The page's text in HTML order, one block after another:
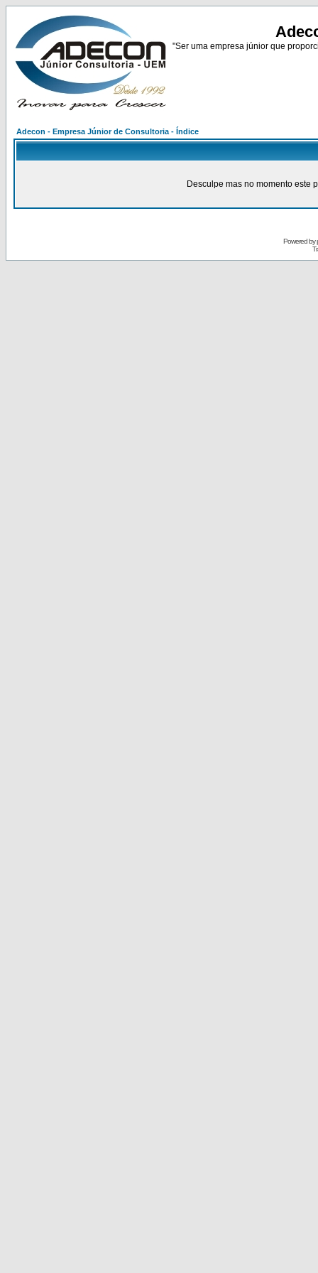
"Ser uma empresa júnior que
Adecon - Empresa Júnior de Consultoria - Índice
Desculpe mas no momento este
Powered by